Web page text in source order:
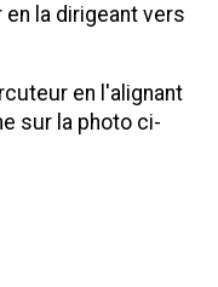
la dirigeant vers
en l'alignant
sur la photo ci-